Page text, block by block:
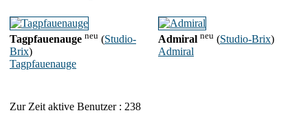
Tagpfauenauge neu (Studio-
Brix)
Tagpfauenauge
Admiral neu (Studio-Brix)
Admiral
Zur Zeit aktive Benutzer : 238